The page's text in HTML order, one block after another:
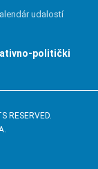
udalostí
politički
RESERVED.